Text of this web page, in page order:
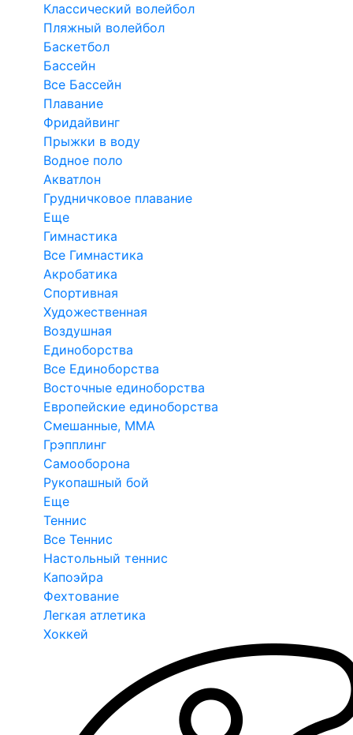
Классический волейбол
Пляжный волейбол
Баскетбол
Бассейн
Все Бассейн
Плавание
Фридайвинг
Прыжки в воду
Водное поло
Акватлон
Грудничковое плавание
Еще
Гимнастика
Все Гимнастика
Акробатика
Спортивная
Художественная
Воздушная
Единоборства
Все Единоборства
Восточные единоборства
Европейские единоборства
Смешанные, ММА
Грэпплинг
Самооборона
Рукопашный бой
Еще
Теннис
Все Теннис
Настольный теннис
Капоэйра
Фехтование
Легкая атлетика
Хоккей